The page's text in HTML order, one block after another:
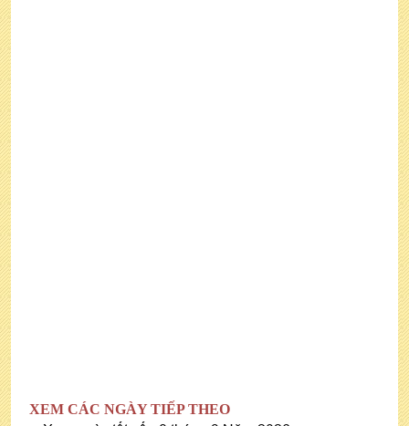
XEM CÁC NGÀY TIẾP THEO